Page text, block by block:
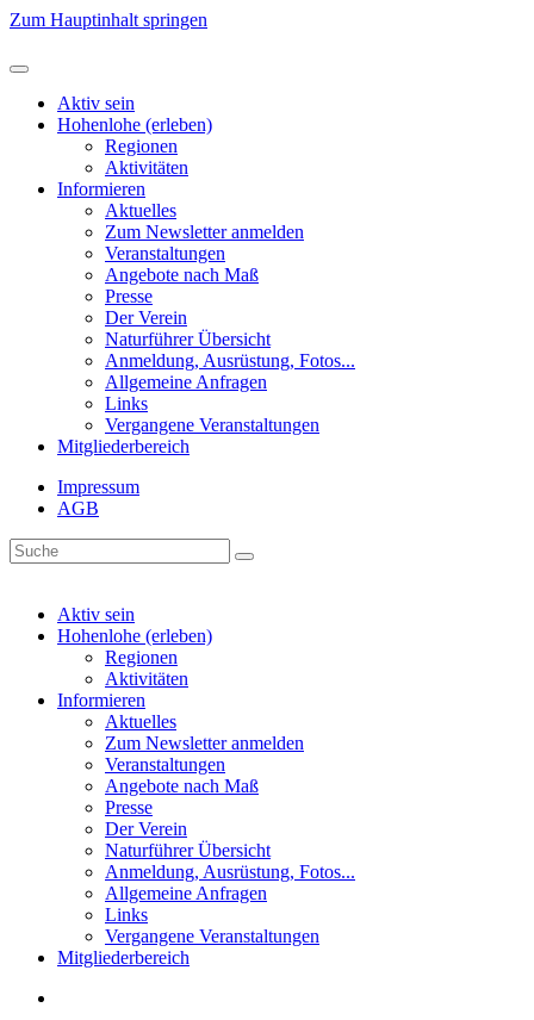
Zum Hauptinhalt springen
Aktiv sein
Hohenlohe (erleben)
Regionen
Aktivitäten
Informieren
Aktuelles
Zum Newsletter anmelden
Veranstaltungen
Angebote nach Maß
Presse
Der Verein
Naturführer Übersicht
Anmeldung, Ausrüstung, Fotos...
Allgemeine Anfragen
Links
Vergangene Veranstaltungen
Mitgliederbereich
Impressum
AGB
Aktiv sein
Hohenlohe (erleben)
Regionen
Aktivitäten
Informieren
Aktuelles
Zum Newsletter anmelden
Veranstaltungen
Angebote nach Maß
Presse
Der Verein
Naturführer Übersicht
Anmeldung, Ausrüstung, Fotos...
Allgemeine Anfragen
Links
Vergangene Veranstaltungen
Mitgliederbereich